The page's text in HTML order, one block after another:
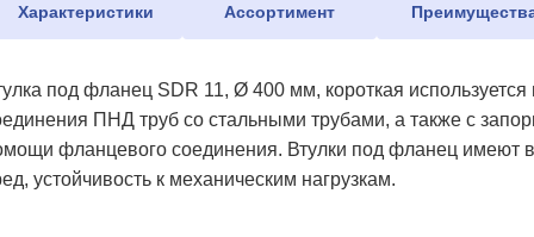
Характеристики Ассортимент
под фланец SDR 11, Ø 400 мм, короткая
ПНД труб со стальными трубами, а также с
фланцевого соединения. Втулки под фланец имеют
устойчивость к механическим нагрузкам.